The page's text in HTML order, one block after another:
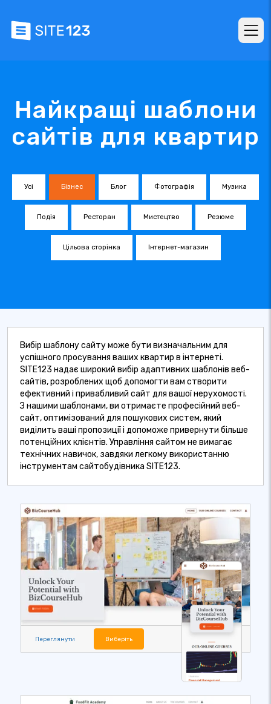
Найкращі шаблони
сайтів для квартир
Усі Бізнес Блог Фотографія Музика
Подія Ресторан Мистецтво Резюме
Цільова сторінка Інтернет-магазин
Вибір шаблону сайту може бути визначальним для
успішного просування ваших квартир в інтернеті.
SITE123 надає широкий вибір адаптивних шаблонів веб-
сайтів, розроблених щоб допомогти вам створити
ефективний і привабливий сайт для вашої нерухомості.
З нашими шаблонами, ви отримаєте професійний веб-
сайт, оптимізований для пошукових систем, який
виділить ваші пропозиції і допоможе привернути більше
потенційних клієнтів. Управління сайтом не вимагає
технічних навичок, завдяки легкому використанню
інструментам сайтобудівника SITE123.
Переглянути Виберіть